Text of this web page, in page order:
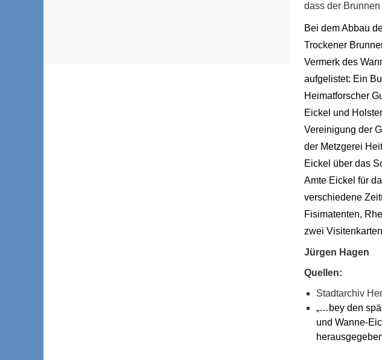
dass der
Bei dem Abbau
Trockener
Vermerk des
aufgelistet: Ein
Heimatforscher
Eickel und
Vereinigung der
der Metzgerei
Eickel über das
Amte Eickel für
verschiedene
Fisimatenten,
zwei
Jürgen Hagen
Quellen:
Stadtarchiv
„…bey den
und Wanne-